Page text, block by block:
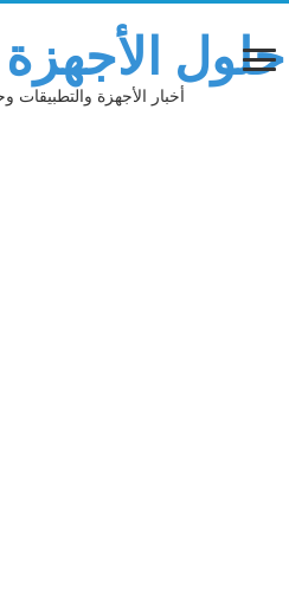
حلول
أخبار الأجهزة والتطبيقات